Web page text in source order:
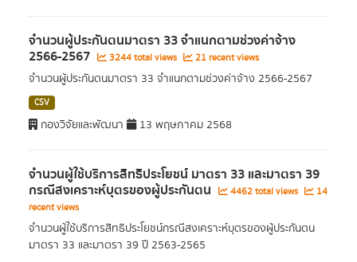
จำนวนผู้ประกันตนมาตรา 33 จำแนกตามช่วงค่าจ้าง
2566-2567 3244 total views 21 recent views
จำนวนผู้ประกันตนมาตรา 33 จำแนกตามช่วงค่าจ้าง 2566-2567
CSV
กองวิจัยและพัฒนา 13 พฤษภาคม 2568
จำนวนผู้ใช้บริการสิทธิประโยชน์ มาตรา 33 และมาตรา 39
กรณีสงเคราะห์บุตรของผู้ประกันตน 4462 total views
14
recent views
จำนวนผู้ใช้บริการสิทธิประโยชน์กรณีสงเคราะห์บุตรของผู้ประกันตน
มาตรา 33 และมาตรา 39 ปี 2563-2565